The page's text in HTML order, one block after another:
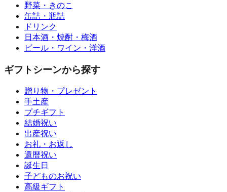
野菜・きのこ
缶詰・瓶詰
ドリンク
日本酒・焼酎・梅酒
ビール・ワイン・洋酒
ギフトシーンから探す
贈り物・プレゼント
手土産
プチギフト
結婚祝い
出産祝い
お礼・お返し
還暦祝い
誕生日
子どものお祝い
高級ギフト